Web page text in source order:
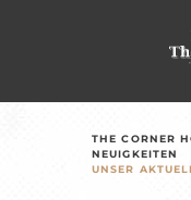
THE CORNER
NEUIGKEITEN
UNSER